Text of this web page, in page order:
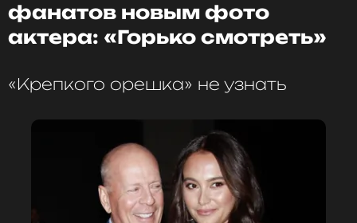
фанатов новым фото
актера: «Горько смотреть»
«Крепкого орешка» не узнать